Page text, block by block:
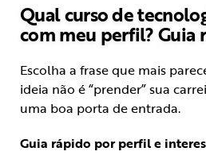
Qual curso de
com meu perfil? Guia
Escolha a frase que mais
ideia não é “prender” sua
uma boa porta de entrada.
Guia rápido por perfil e